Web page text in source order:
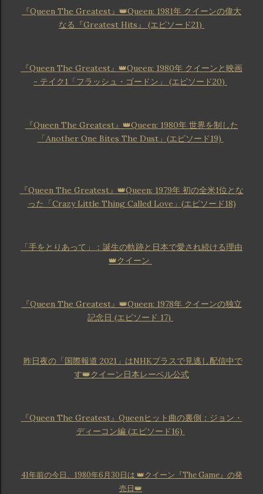
『Queen The Greatest』👑Queen: 1981年 クイーンの偉大
なる『Greatest Hits』 (エピソード21)
『Queen The Greatest』👑Queen: 1980年 クイーンと映画
- テイク1「フラッシュ・ゴードン」 (エピソード20)
『Queen The Greatest』👑Queen: 1980年 世界を制した
「Another One Bites The Dust」(エピソード19)
『Queen The Greatest』👑Queen: 1979年 初の全米1位とな
った「Crazy Little Thing Called Love」(エピソード18)
「手をとりあって」：誕生の軌跡と日本で愛され続ける理由
👑クイーン
『Queen The Greatest』👑Queen: 1978年 クイーンの独立
記念日 (エピソード 17)
昨日夜の「国際報道 2021」はNHKプラスで見逃し配信中で
す👑クイーン日本レーベル公式
『Queen The Greatest』Queenヒット曲の裏側：ジョン・
ディーコン編 (エピソード16)
41年前の今日、1980年6月30日は 👑クイーン『The Game』の発
売日👑